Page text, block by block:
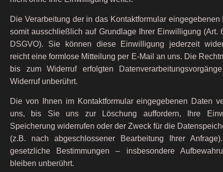
Die Verarbeitung der in das Kontaktformular eingegebenen
somit ausschließlich auf Grundlage Ihrer Einwilligung (Art.
DSGVO). Sie können diese Einwilligung jederzeit
reicht eine formlose Mitteilung per E-Mail an uns. Die
bis zum Widerruf erfolgten
Widerruf unberührt.
Die von Ihnen im Kontaktformular eingegebenen Daten
uns, bis Sie uns zur Löschung auffordern, Ihre
Speicherung widerrufen oder der Zweck für die
(z.B. nach abgeschlossener Bearbeitung Ihrer
gesetzliche Bestimmungen – insbesondere
bleiben unberührt.